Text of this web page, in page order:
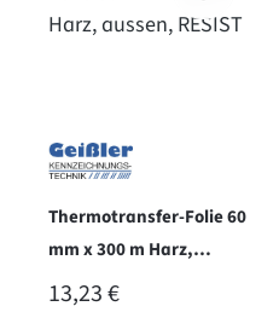
Thermotransfer-Folie 60
mm x 300 m Harz,
aussen, RESIST
REGULÄRER PREIS:
13,23 €